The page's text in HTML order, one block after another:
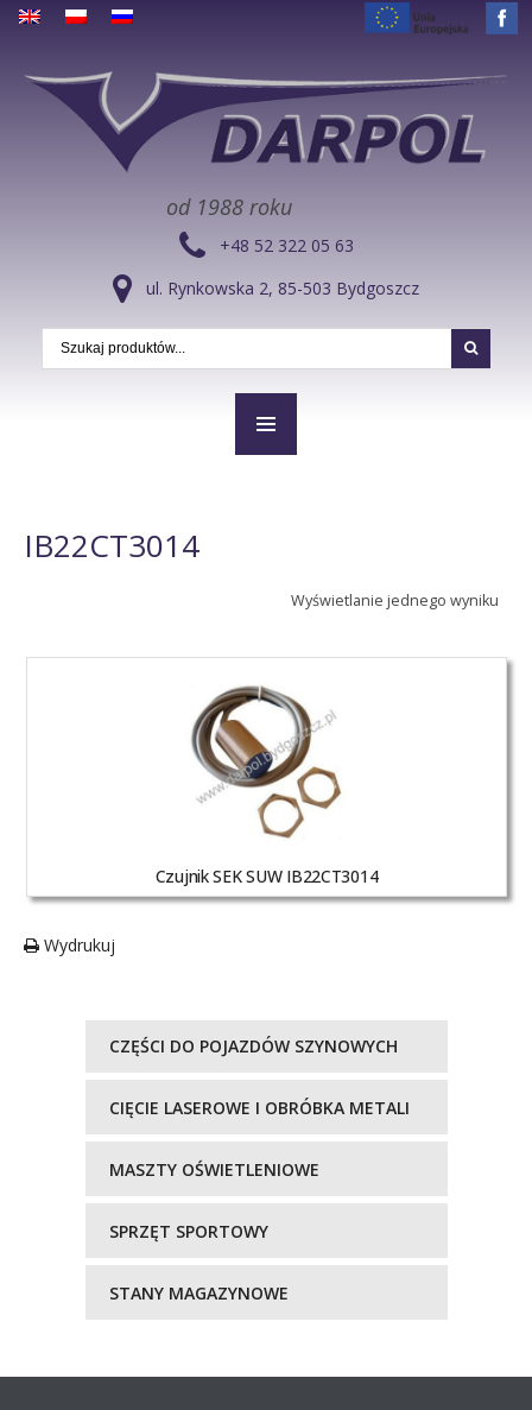
od 1988 roku
+48 52 322 05 63
ul. Rynkowska 2, 85-503 Bydgoszcz
IB22CT3014
Wyświetlanie jednego wyniku
Czujnik SEK SUW IB22CT3014
Wydrukuj
CZĘŚCI DO POJAZDÓW SZYNOWYCH
CIĘCIE LASEROWE I OBRÓBKA METALI
MASZTY OŚWIETLENIOWE
SPRZĘT SPORTOWY
STANY MAGAZYNOWE